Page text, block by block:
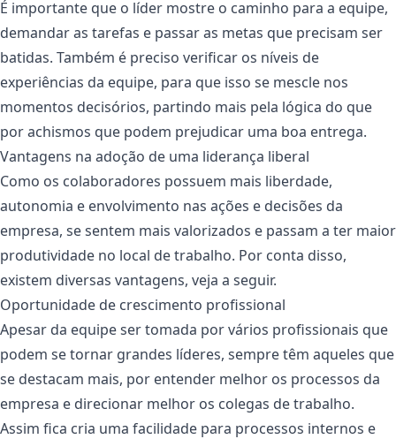
É importante que o líder mostre o caminho para a equipe,
demandar as tarefas e passar as metas que precisam ser
batidas. Também é preciso verificar os níveis de
experiências da equipe, para que isso se mescle nos
momentos decisórios, partindo mais pela lógica do que
por achismos que podem prejudicar uma boa entrega.
Vantagens na adoção de uma liderança liberal
Como os colaboradores possuem mais liberdade,
autonomia e envolvimento nas ações e decisões da
empresa, se sentem mais valorizados e passam a ter maior
produtividade no local de trabalho. Por conta disso,
existem diversas vantagens, veja a seguir.
Oportunidade de crescimento profissional
Apesar da equipe ser tomada por vários profissionais que
podem se tornar grandes líderes, sempre têm aqueles que
se destacam mais, por entender melhor os processos da
empresa e direcionar melhor os colegas de trabalho.
Assim fica cria uma facilidade para processos internos e